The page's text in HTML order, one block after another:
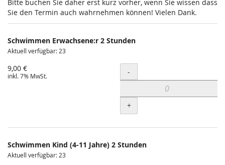
Bitte buchen Sie daher erst kurz vorher, wenn Sie wissen dass
Sie den Termin auch wahrnehmen können! Vielen Dank.
Schwimmen Erwachsene:r 2 Stunden
Aktuell verfügbar: 23
9,00 €
inkl. 7% MwSt. Menge
-
+
Schwimmen Kind (4-11 Jahre) 2 Stunden
Aktuell verfügbar: 23